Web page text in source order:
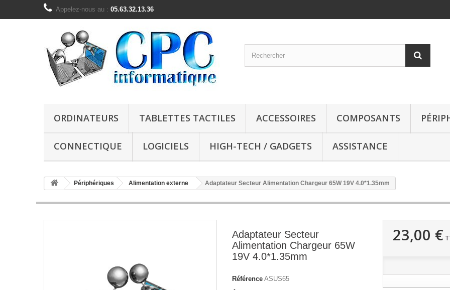
Appelez-nous au : 05.63.32.13.36
ORDINATEURS TABLETTES TACTILES ACCESSOIRES COMPOSANTS
CONNECTIQUE LOGICIELS HIGH-TECH / GADGETS ASSISTANCE
Périphériques Alimentation externe Adaptateur Secteur Alimentation Chargeur 65W 19V 4.0*1.35mm
Adaptateur Secteur
Alimentation Chargeur 65W
19V 4.0*1.35mm
Référence ASUS65
23,00 €